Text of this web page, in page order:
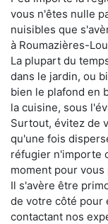
vous n'êtes nulle
nuisibles que
à Roumazières-
La plupart du
dans le jardin, ou
bien le plafond en
la cuisine, sous
Surtout, évitez de
qu'une fois
réfugier n'importe
moment pour vous
Il s'avère être
de votre côté pour
contactant nos